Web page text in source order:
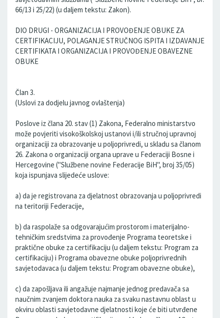
66/13 i 25/22) (u daljem tekstu: Zakon).
DIO DRUGI - ORGANIZACIJA I PROVOĐENJE OBUKE ZA
CERTIFIKACIJU, POLAGANJE STRUČNOG ISPITA I IZDAVANJE
CERTIFIKATA I ORGANIZACIJA I PROVOĐENJE OBAVEZNE
OBUKE
Član 3.
(Uslovi za dodjelu javnog ovlaštenja)
Poslove iz člana 20. stav (1) Zakona, Federalno ministarstvo
može povjeriti visokoškolskoj ustanovi i/ili stručnoj upravnoj
organizaciji za obrazovanje u poljoprivredi, u skladu sa članom
26. Zakona o organizaciji organa uprave u Federaciji Bosne i
Hercegovine ("Službene novine Federacije BiH", broj 35/05)
koja ispunjava slijedeće uslove:
a) da je registrovana za djelatnost obrazovanja u poljoprivredi
na teritoriji Federacije,
b) da raspolaže sa odgovarajućim prostorom i materijalno-
tehničkim sredstvima za provođenje Programa teoretske i
praktične obuke za certifikaciju (u daljem tekstu: Program za
certifikaciju) i Programa obavezne obuke poljoprivrednih
savjetodavaca (u daljem tekstu: Program obavezne obuke),
c) da zapošljava ili angažuje najmanje jednog predavača sa
naučnim zvanjem doktora nauka za svaku nastavnu oblast u
okviru oblasti savjetodavne djelatnosti koje će biti utvrđene